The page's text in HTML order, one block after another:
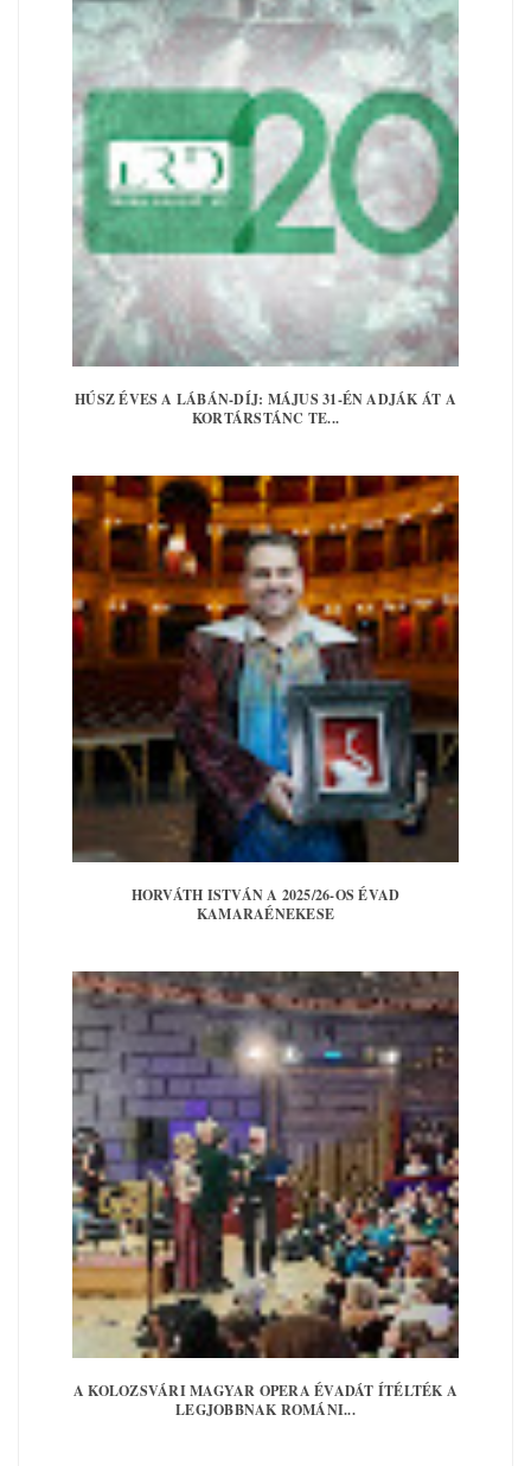
HÚSZ ÉVES A LÁBÁN-DÍJ: MÁJUS 31-ÉN ADJÁK ÁT A
KORTÁRSTÁNC TE...
HORVÁTH ISTVÁN A 2025/26-OS ÉVAD
KAMARAÉNEKESE
A KOLOZSVÁRI MAGYAR OPERA ÉVADÁT ÍTÉLTÉK A
LEGJOBBNAK ROMÁNI...